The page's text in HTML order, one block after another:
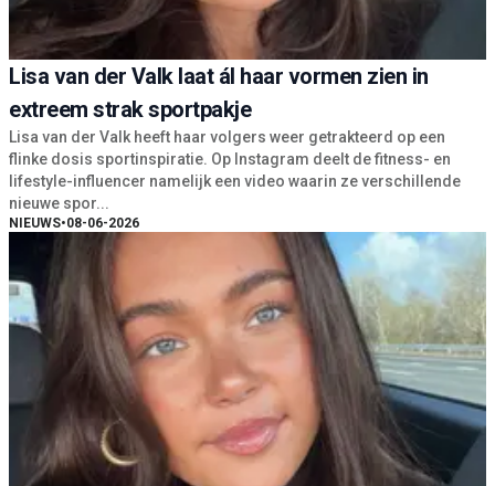
Lisa van der Valk laat ál haar vormen zien in
extreem strak sportpakje
Lisa van der Valk heeft haar volgers weer getrakteerd op een
flinke dosis sportinspiratie. Op Instagram deelt de fitness- en
lifestyle-influencer namelijk een video waarin ze verschillende
nieuwe spor...
NIEUWS•08-06-2026